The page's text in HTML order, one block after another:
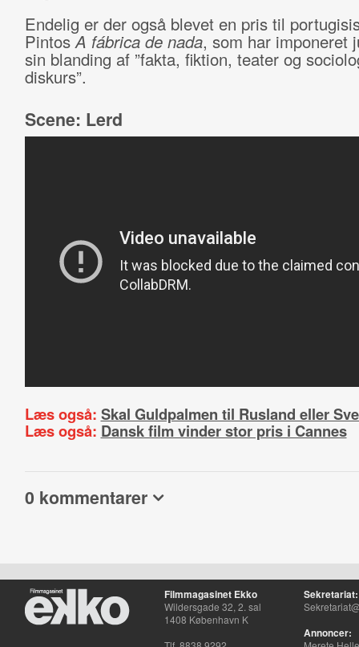
Endelig er der også blevet en pris til
PintosA fábrica de nada, som har imponeret
sin blanding af ”fakta, fiktion, teater og
diskurs”.
Scene: Lerd
Læs også: Skal Guldpalmen til Rusland eller
Læs også: Dansk film vinder stor pris i Cannes
0 kommentarer
Filmmagasinet Ekko
Wildersgade 32, 2. sal
1408 København K
Sekretariat:
Annoncer: